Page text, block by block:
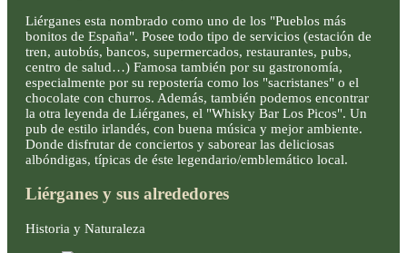
Liérganes esta nombrado como uno de los "Pueblos más
bonitos de España". Posee todo tipo de servicios (estación de
tren, autobús, bancos, supermercados, restaurantes, pubs,
centro de salud…) Famosa también por su gastronomía,
especialmente por su repostería como los "sacristanes" o el
chocolate con churros. Además, también podemos encontrar
la otra leyenda de Liérganes, el "Whisky Bar Los Picos". Un
pub de estilo irlandés, con buena música y mejor ambiente.
Donde disfrutar de conciertos y saborear las deliciosas
albóndigas, típicas de éste legendario/emblemático local.
Liérganes y sus alrededores
Historia y Naturaleza